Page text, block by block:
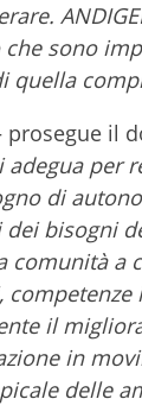
sono
quella
prosegue il
adegua per
di
bisogni
comunità a
competenze
il
in
delle